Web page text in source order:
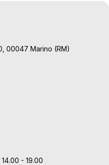
00047 Marino (RM)
- 19.00